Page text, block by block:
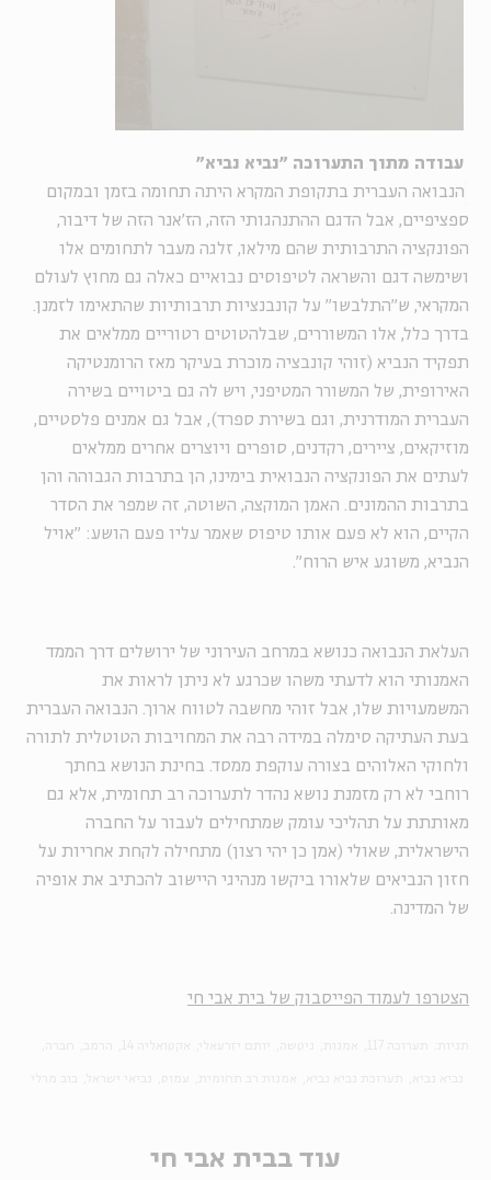
עבודה מתוך התערוכה "נביא נביא"
הנבואה העברית בתקופת המקרא היתה תחומה בזמן ובמקום
ספציפיים, אבל הדגם ההתנהגותי הזה, הז'אנר הזה של דיבור,
הפונקציה התרבותית שהם מילאו, זלגה מעבר לתחומים אלו
ושימשה דגם והשראה לטיפוסים נבואיים כאלה גם מחוץ לעולם
המקראי, ש"התלבשו" על קונבנציות תרבותיות שהתאימו לזמנן.
בדרך כלל, אלו המשוררים, שבלהטוטים רטוריים ממלאים את
תפקיד הנביא (זוהי קונבציה מוכרת בעיקר מאז הרומנטיקה
האירופית, של המשורר המטיפני, ויש לה גם ביטויים בשירה
העברית המודרנית, וגם בשירת ספרד), אבל גם אמנים פלסטיים,
מוזיקאים, ציירים, רקדנים, סופרים ויוצרים אחרים ממלאים
לעתים את הפונקציה הנבואית בימינו, הן בתרבות הגבוהה והן
בתרבות ההמונים. האמן המוקצה, השוטה, זה שמפר את הסדר
הקיים, הוא לא פעם אותו טיפוס שאמר עליו פעם הושע: "אויל
הנביא, משוגע איש הרוח".
העלאת הנבואה כנושא במרחב העירוני של ירושלים דרך הממד
האמנותי הוא לדעתי משהו שכרגע לא ניתן לראות את
המשמעויות שלו, אבל זוהי מחשבה לטווח ארוך. הנבואה העברית
בעת העתיקה סימלה במידה רבה את המחויבות הטוטלית לתורה
ולחוקי האלוהים בצורה עוקפת ממסד. בחינת הנושא בחתך
רוחבי לא רק מזמנת נושא נהדר לתערוכה רב תחומית, אלא גם
מאותתת על תהליכי עומק שמתחילים לעבור על החברה
הישראלית, שאולי (אמן כן יהי רצון) מתחילה לקחת אחריות על
חזון הנביאים שלאורו ביקשו מנהיגי היישוב להכתיב את אופיה
של המדינה.
הצטרפו לעמוד הפייסבוק של בית אבי חי
עוד בבית אבי חי